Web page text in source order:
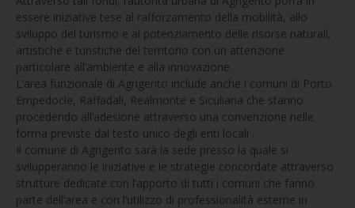
essere iniziative tese al rafforzamento della mobilità, allo
sviluppo del turismo e al potenziamento delle risorse naturali,
artistiche e turistiche del territorio con un attenzione
particolare all’ambiente e alla innovazione.
L’area funzionale di Agrigento include anche i comuni di Porto
Empedocle, Raffadali, Realmonte e Siculiana che stanno
procedendo all’adesione attraverso una convenzione nelle
forma previste dal testo unico degli enti locali .
Il comune di Agrigento sarà la sede presso la quale si
svilupperanno le iniziative e le strategie concordate attraverso
strutture dedicate con l’apporto di tutti i comuni che fanno
parte dell’area e con l’utilizzo di professionalità esterne in